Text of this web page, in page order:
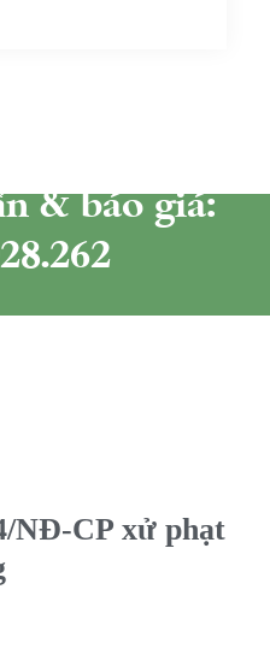
& báo giá:
NĐ-CP xử phạt